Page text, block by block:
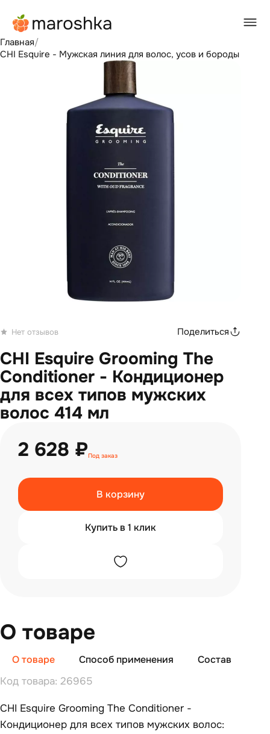
Главная/
CHI Esquire - Мужская линия для волос, усов и бороды
Нет отзывов Поделиться
CHI Esquire Grooming The
Conditioner - Кондиционер
для всех типов мужских
волос 414 мл
2 628 ₽Под заказ
В корзину
Купить в 1 клик
О товаре
О товаре Способ применения Состав
Код товара: 26965
CHI Esquire Grooming The Conditioner -
Кондиционер для всех типов мужских волос: